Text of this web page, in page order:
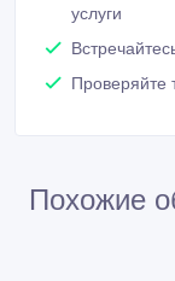
услуги
Проверяйте
Похожие